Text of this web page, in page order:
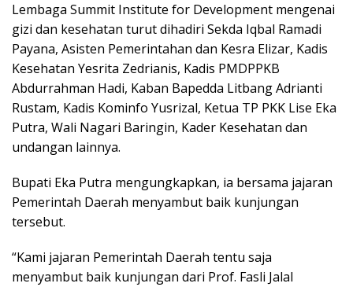
Lembaga Summit Institute for Development mengenai
gizi dan kesehatan turut dihadiri Sekda Iqbal Ramadi
Payana, Asisten Pemerintahan dan Kesra Elizar, Kadis
Kesehatan Yesrita Zedrianis, Kadis PMDPPKB
Abdurrahman Hadi, Kaban Bapedda Litbang Adrianti
Rustam, Kadis Kominfo Yusrizal, Ketua TP PKK Lise Eka
Putra, Wali Nagari Baringin, Kader Kesehatan dan
undangan lainnya.
Bupati Eka Putra mengungkapkan, ia bersama jajaran
Pemerintah Daerah menyambut baik kunjungan
tersebut.
“Kami jajaran Pemerintah Daerah tentu saja
menyambut baik kunjungan dari Prof. Fasli Jalal